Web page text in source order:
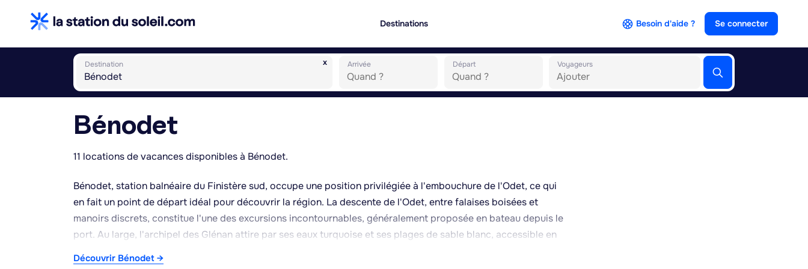
Destinations Besoin d'aide ? Se connecter
x
Destination Arrivée Départ Voyageurs
Bénodet
11 locations de vacances disponibles à Bénodet.
Bénodet, station balnéaire du Finistère sud, occupe une position privilégiée à l'embouchure de l'Odet, ce qui
en fait un point de départ idéal pour découvrir la région. La descente de l'Odet, entre falaises boisées et
manoirs discrets, constitue l'une des excursions incontournables, généralement proposée en bateau depuis le
port. Au large, l'archipel des Glénan attire par ses eaux turquoise et ses plages de sable blanc, accessible en
Découvrir Bénodet →